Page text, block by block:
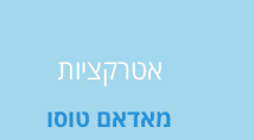
אטרקציות
מאדאם טוסו